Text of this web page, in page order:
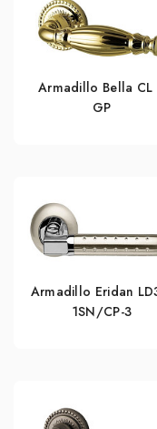
Armadillo Bella CL
GP
Armadillo Eridan
1SN/CP-3